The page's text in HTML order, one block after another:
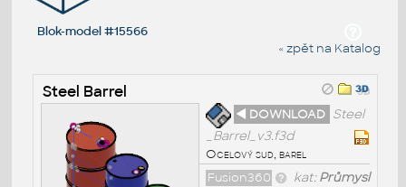
Blok-model #15566
« zpět na Katalog
Steel Barrel
◄ DOWNLOAD Steel
_Barrel_v3.f3d
Ocelový sud, barel
kat:Průmysl
Fusion360